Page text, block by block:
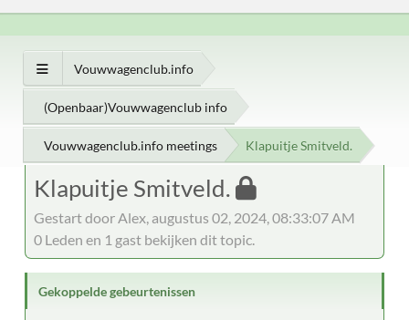
Vouwwagenclub.info
(Openbaar)Vouwwagenclub info
Vouwwagenclub.info meetings Klapuitje Smitveld.
Klapuitje Smitveld.
Gestart door Alex, augustus 02, 2024, 08:33:07 AM
0 Leden en 1 gast bekijken dit topic.
Gekoppelde gebeurtenissen